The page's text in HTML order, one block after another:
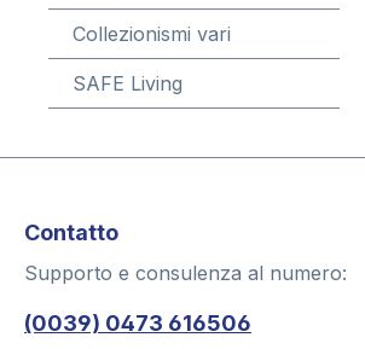
Collezionismi vari
SAFE Living
Contatto
Supporto e consulenza al numero:
(0039) 0473 616506